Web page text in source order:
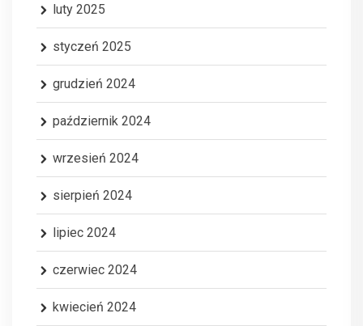
luty 2025
styczeń 2025
grudzień 2024
październik 2024
wrzesień 2024
sierpień 2024
lipiec 2024
czerwiec 2024
kwiecień 2024